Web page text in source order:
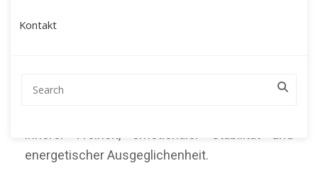
Kontakt
Veränderung, die über klassische
Meißen und Umgebung sowie deutschlandweit
energetischer Ausgeglichenheit.